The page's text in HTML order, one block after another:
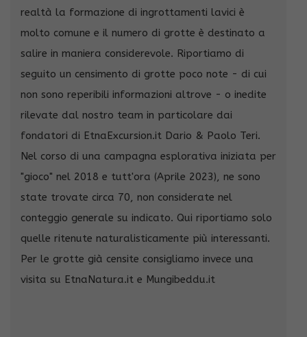
realtà la formazione di ingrottamenti lavici è
molto comune e il numero di grotte è destinato a
salire in maniera considerevole. Riportiamo di
seguito un censimento di grotte poco note - di cui
non sono reperibili informazioni altrove - o inedite
rilevate dal nostro team in particolare dai
fondatori di EtnaExcursion.it Dario & Paolo Teri.
Nel corso di una campagna esplorativa iniziata per
"gioco" nel 2018 e tutt'ora (Aprile 2023), ne sono
state trovate circa 70, non considerate nel
conteggio generale su indicato. Qui riportiamo solo
quelle ritenute naturalisticamente più interessanti.
Per le grotte già censite consigliamo invece una
visita su EtnaNatura.it e Mungibeddu.it